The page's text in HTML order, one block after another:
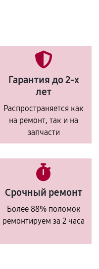
Гарантия до 2-х
лет
Распространяется как
на ремонт, так и на
запчасти
Срочный ремонт
Более 88% поломок
ремонтируем за 2 часа